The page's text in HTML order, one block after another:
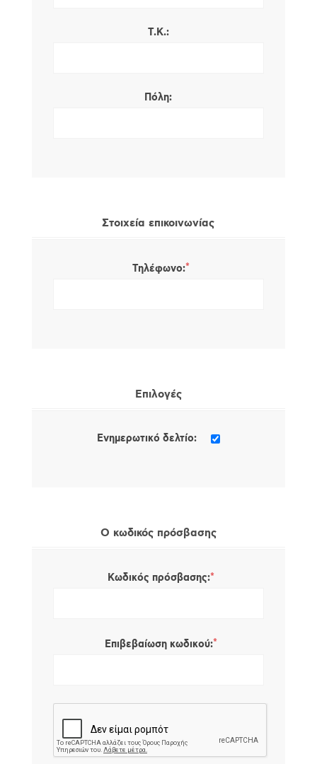
Τ.Κ.:
Πόλη:
Στοιχεία επικοινωνίας
Τηλέφωνο:*
Επιλογές
Ενημερωτικό δελτίο:
Ο κωδικός πρόσβασης
Κωδικός πρόσβασης:*
Επιβεβαίωση κωδικού:*